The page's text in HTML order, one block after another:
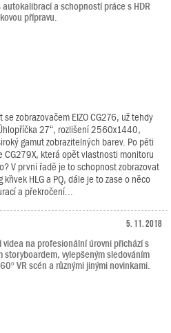
a schopností práce s HDR
přípravu.
zobrazovačem EIZO CG276, už tehdy
27“, rozlišení 2560x1440,
gamut zobrazitelných barev. Po pěti
CG279X, která opět vlastnosti monitoru
V první řadě je to schopnost zobrazovat
HLG a PQ, dále je to zase o něco
a překročení...
5. 11. 2018
videa na profesionální úrovni přichází s
storyboardem, vylepšeným sledováním
VR scén a různými jinými novinkami.